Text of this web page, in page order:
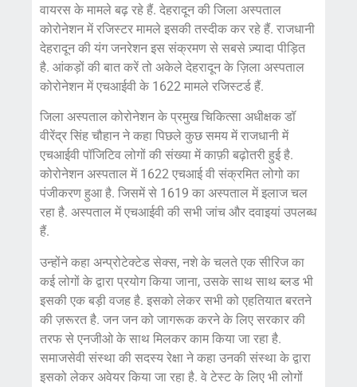
वायरस के मामले बढ़ रहे हैं. देहरादून की जिला अस्पताल
कोरोनेशन में रजिस्टर मामले इसकी तस्दीक कर रहे हैं. राजधानी
देहरादून की यंग जनरेशन इस संक्रमण से सबसे ज़्यादा पीड़ित
है. आंकड़ों की बात करें तो अकेले देहरादून के ज़िला अस्पताल
कोरोनेशन में एचआईवी के 1622 मामले रजिस्टर्ड हैं.
जिला अस्पताल कोरोनेशन के प्रमुख चिकित्सा अधीक्षक डॉ
वीरेंद्र सिंह चौहान ने कहा पिछले कुछ समय में राजधानी में
एचआईवी पॉजिटिव लोगों की संख्या में काफ़ी बढ़ोतरी हुई है.
कोरोनेशन अस्पताल में 1622 एचआई वी संक्रमित लोगो का
पंजीकरण हुआ है. जिसमें से 1619 का अस्पताल में इलाज चल
रहा है. अस्पताल में एचआईवी की सभी जांच और दवाइयां उपलब्ध
हैं.
उन्होंने कहा अन्प्रोटेक्टेड सेक्स, नशे के चलते एक सीरिज का
कई लोगों के द्वारा प्रयोग किया जाना, उसके साथ साथ ब्लड भी
इसकी एक बड़ी वजह है. इसको लेकर सभी को एहतियात बरतने
की ज़रूरत है. जन जन को जागरूक करने के लिए सरकार की
तरफ से एनजीओ के साथ मिलकर काम किया जा रहा है.
समाजसेवी संस्था की सदस्य रेक्षा ने कहा उनकी संस्था के द्वारा
इसको लेकर अवेयर किया जा रहा है. वे टेस्ट के लिए भी लोगों